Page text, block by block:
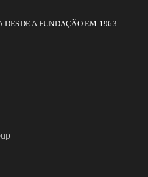
DESDE A FUNDAÇÃO EM 1963